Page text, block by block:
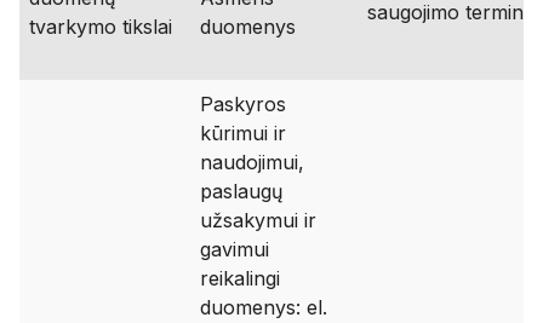
tvarkymo tikslai
duomenys
saugojimo terminai
Paskyros
kūrimui ir
naudojimui,
paslaugų
užsakymui ir
gavimui
reikalingi
duomenys: el.